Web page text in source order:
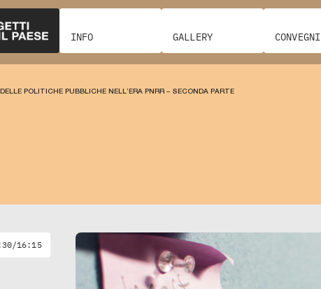
INFO GALLERY CONVEGNI
POLITICHE PUBBLICHE NELL’ERA PNRR – SECONDA PARTE
16:15